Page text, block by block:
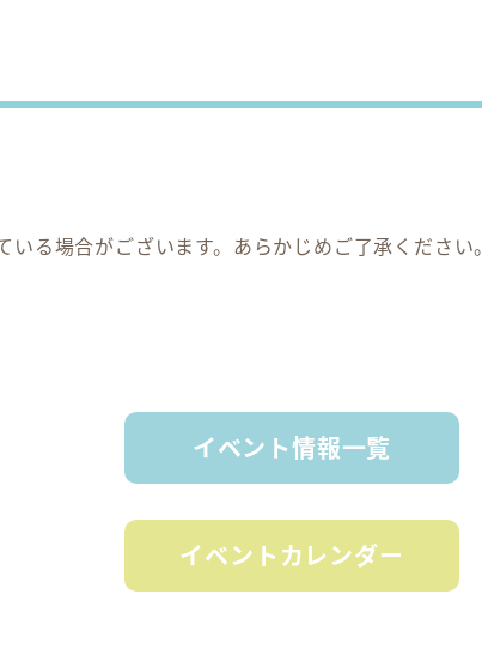
る場合がございます。あらかじめご了承ください。
イベント情報一覧
イベントカレンダー